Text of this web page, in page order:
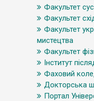
Факультет
Факультет
Факультет
мистецтва
Факультет
Інститут
Фаховий
Докторська
Портал